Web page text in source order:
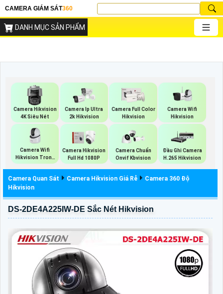
CAMERA GIÁM SÁT360
DANH MỤC SẢN PHẨM
Camera Hikvision
4K Siêu Nét
Camera Ip Ultra
2k Hikvision
Camera Full Color
Hikvision
Camera Wifi
Hikvision
Camera Wifi
Hikvision Trong
Nhà
Camera Hikvision
Full Hd 1080P
Camera Chuẩn
Onvif Kbvision
Đầu Ghi Camera
H.265 Hikvision
Camera Quan Sát Camera Hikvision Giá Rẻ
Camera 360 Độ
Hikvision
DS-2DE4A225IW-DE Sắc Nét Hikvision